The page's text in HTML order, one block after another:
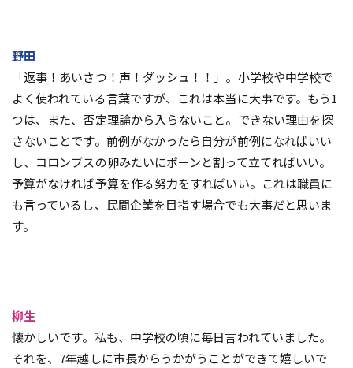
野田
「返事！あいさつ！声！ダッシュ！！」。小学校や中学校で
よく使われている言葉ですが、これは本当に大事です。もう1
つは、また、否定理論から入らないこと。できない理由を探
さないことです。前例がなかったら自分が前例になればいい
し、コロンブスの卵みたいにポーンと割って立てればいい。
予算がなければ予算を作る努力をすればいい。これは職員に
も言っているし、民間企業を目指す場合でも大事だと思いま
す。
柳生
懐かしいです。私も、中学校の頃に毎日言われていました。
それを、7年越しに市長からうかがうことができて嬉しいで